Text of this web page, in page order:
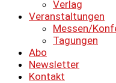
Verlag
Veranstaltungen
Messen/
Tagungen
Abo
Newsletter
Kontakt